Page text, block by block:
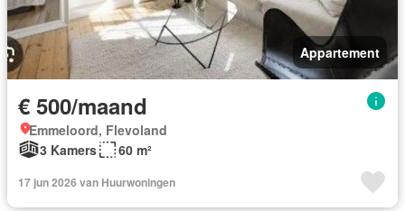
Appartement
€ 500/maand
Emmeloord, Flevoland
3 Kamers
60 m²
17 jun 2026 van Huurwoningen